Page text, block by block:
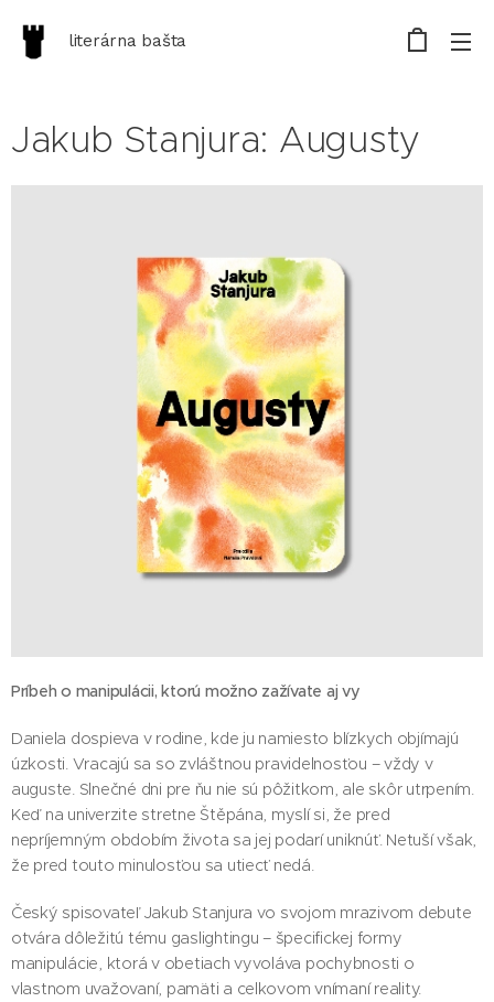
literárna bašta
Jakub Stanjura: Augusty
Príbeh o manipulácii, ktorú možno zažívate aj vy
Daniela dospieva v rodine, kde ju namiesto blízkych objímajú
úzkosti. Vracajú sa so zvláštnou pravidelnosťou – vždy v
auguste. Slnečné dni pre ňu nie sú pôžitkom, ale skôr utrpením.
Keď na univerzite stretne Štěpána, myslí si, že pred
nepríjemným obdobím života sa jej podarí uniknúť. Netuší však,
že pred touto minulosťou sa utiecť nedá.
Český spisovateľ Jakub Stanjura vo svojom mrazivom debute
otvára dôležitú tému gaslightingu – špecifickej formy
manipulácie, ktorá v obetiach vyvoláva pochybnosti o
vlastnom uvažovaní, pamäti a celkovom vnímaní reality.